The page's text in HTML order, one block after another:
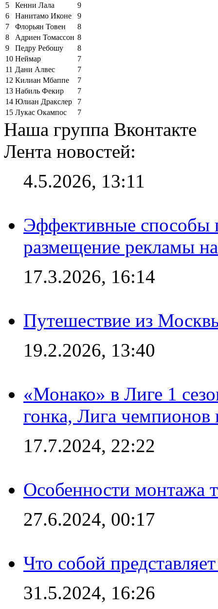
5
Кенни Лала
9
6
Нанитамо Иконе
9
7
Флорьян Товен
8
8
Адриен Томассон 8
9
Педру Ребошу
8
10 Неймар
7
11 Дани Алвес
7
12 Килиан Мбаппе
7
13 Набиль Фекир
7
14 Юлиан Дракслер
7
15 Лукас Окампос 7
Наша группа Вконтакте
Лента новостей:
4.5.2026, 13:11
Эффективные способы
размещение рекламы
17.3.2026, 16:14
Путешествие из
19.2.2026, 13:40
«Монако» в Лиге 1
гонка, Лига чемпионов
17.7.2024, 22:22
Особенности монтажа
27.6.2024, 00:17
Что собой
31.5.2024, 16:26